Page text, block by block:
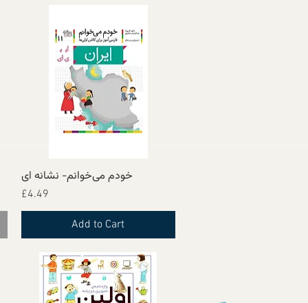
Quick View
خودم می‌خوانم- نشانه ای
Price
£4.49
Add to Cart